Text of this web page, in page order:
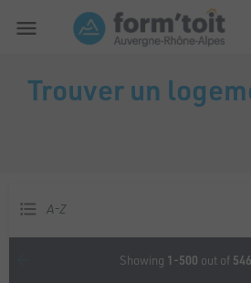
Trouver un
A-Z
Showing 1-500 out of 546